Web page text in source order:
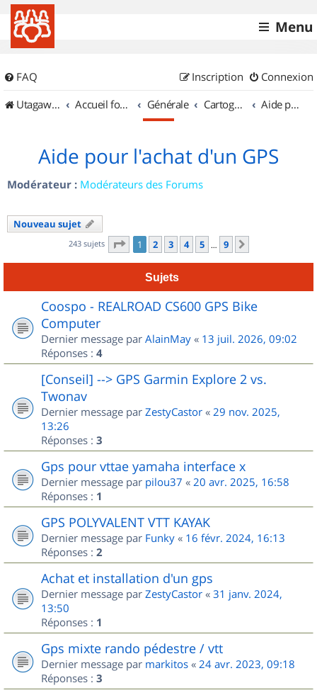
Menu
FAQ Connexion
Inscription
UtagawaVTT (Randos VTT et VTTAE avec traces GPS)
Accueil forum Générale Cartographie et GPS Aide pour l'achat d'un GPS
Aide pour l'achat d'un GPS
Modérateur : Modérateurs des Forums
Nouveau sujet
243 sujets Page 1sur
1 2 3 4 5 … 9
Sujets
Coospo - REALROAD CS600 GPS Bike
Computer
Dernier message par AlainMay « 13 juil. 2026, 09:02
Réponses : 4
[Conseil] --> GPS Garmin Explore 2 vs.
Twonav
Dernier message par ZestyCastor « 29 nov. 2025,
13:26
Réponses : 3
Gps pour vttae yamaha interface x
Dernier message par pilou37 « 20 avr. 2025, 16:58
Réponses : 1
GPS POLYVALENT VTT KAYAK
Dernier message par Funky « 16 févr. 2024, 16:13
Réponses : 2
Achat et installation d'un gps
Dernier message par ZestyCastor « 31 janv. 2024,
13:50
Réponses : 1
Gps mixte rando pédestre / vtt
Dernier message par markitos « 24 avr. 2023, 09:18
Réponses : 3